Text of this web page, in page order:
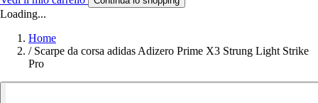
Loading...
Home
/ Scarpe da corsa adidas Adizero Prime X3 Strung Light Strike
Pro